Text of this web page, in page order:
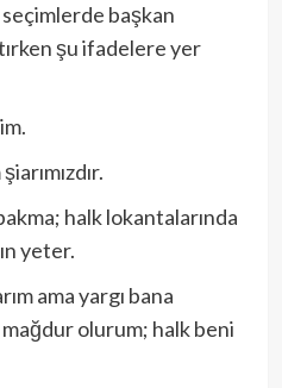
seçimlerde başkan
şu ifadelere yer
halk lokantalarında
yeter.
ama yargı bana
olurum; halk beni